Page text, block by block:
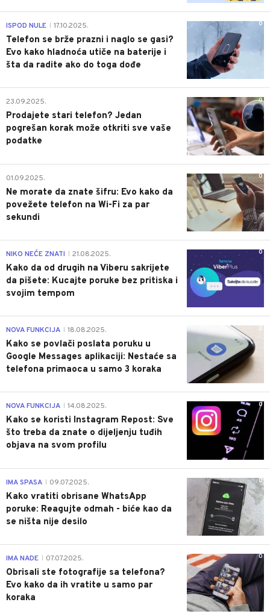
0
ISPOD NULE 17.10.2025.
Telefon se brže prazni i naglo se gasi?
Evo kako hladnoća utiče na baterije i
šta da radite ako do toga dođe
0
23.09.2025.
Prodajete stari telefon? Jedan
pogrešan korak može otkriti sve vaše
podatke
0
01.09.2025.
Ne morate da znate šifru: Evo kako da
povežete telefon na Wi-Fi za par
sekundi
0
NIKO NEĆE ZNATI 21.08.2025.
Kako da od drugih na Viberu sakrijete
da pišete: Kucajte poruke bez pritiska i
svojim tempom
0
NOVA FUNKCIJA 18.08.2025.
Kako se povlači poslata poruku u
Google Messages aplikaciji: Nestaće sa
telefona primaoca u samo 3 koraka
0
NOVA FUNKCIJA 14.08.2025.
Kako se koristi Instagram Repost: Sve
što treba da znate o dijeljenju tuđih
objava na svom profilu
0
IMA SPASA 09.07.2025.
Kako vratiti obrisane WhatsApp
poruke: Reagujte odmah - biće kao da
se ništa nije desilo
0
IMA NADE 07.07.2025.
Obrisali ste fotografije sa telefona?
Evo kako da ih vratite u samo par
koraka